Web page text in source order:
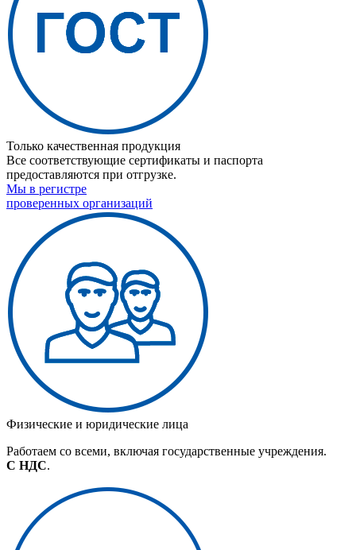
Только качественная продукция
Все соответствующие сертификаты и паспорта
предоставляются при отгрузке.
Мы в регистре
проверенных организаций
Физические и юридические лица
Работаем со всеми, включая государственные учреждения.
С НДС.